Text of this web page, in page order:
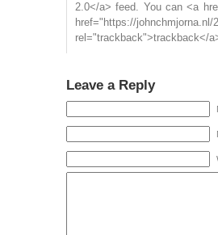
2.0</a> feed. You can <a
href="https://johnchmjorna.nl/
rel="trackback">trackback</
Leave a Reply